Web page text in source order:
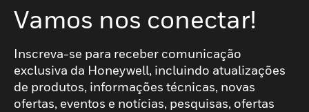
Vamos nos conectar!
Inscreva-se para receber comunicação
exclusiva da Honeywell, incluindo atualizações
de produtos, informações técnicas, novas
ofertas, eventos e notícias, pesquisas, ofertas